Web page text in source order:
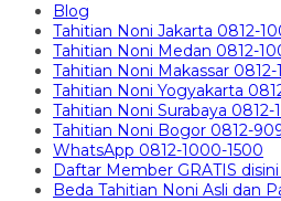
Blog
Tahitian Noni Jakarta 0812-
Tahitian Noni Medan 0812-
Tahitian Noni Makassar
Tahitian Noni Yogyakarta
Tahitian Noni Surabaya 0812-
Tahitian Noni Bogor 0812-
WhatsApp 0812-1000-1500
Daftar Member GRATIS disini
Beda Tahitian Noni Asli dan